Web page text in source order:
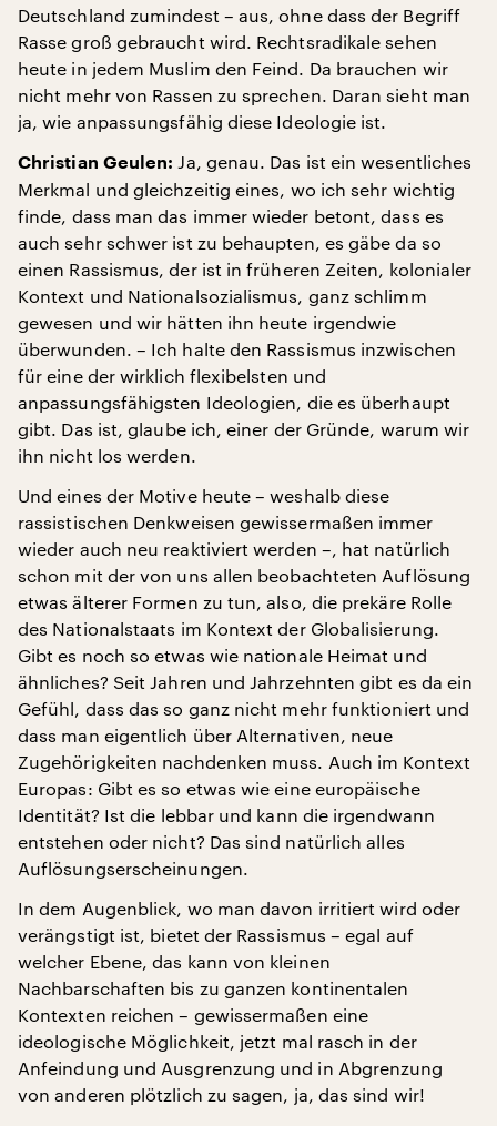
Deutschland zumindest – aus, ohne dass der Begriff
Rasse groß gebraucht wird. Rechtsradikale sehen
heute in jedem Muslim den Feind. Da brauchen wir
nicht mehr von Rassen zu sprechen. Daran sieht man
ja, wie anpassungsfähig diese Ideologie ist.
Christian Geulen: Ja, genau. Das ist ein wesentliches
Merkmal und gleichzeitig eines, wo ich sehr wichtig
finde, dass man das immer wieder betont, dass es
auch sehr schwer ist zu behaupten, es gäbe da so
einen Rassismus, der ist in früheren Zeiten, kolonialer
Kontext und Nationalsozialismus, ganz schlimm
gewesen und wir hätten ihn heute irgendwie
überwunden. – Ich halte den Rassismus inzwischen
für eine der wirklich flexibelsten und
anpassungsfähigsten Ideologien, die es überhaupt
gibt. Das ist, glaube ich, einer der Gründe, warum wir
ihn nicht los werden.
Und eines der Motive heute – weshalb diese
rassistischen Denkweisen gewissermaßen immer
wieder auch neu reaktiviert werden –, hat natürlich
schon mit der von uns allen beobachteten Auflösung
etwas älterer Formen zu tun, also, die prekäre Rolle
des Nationalstaats im Kontext der Globalisierung.
Gibt es noch so etwas wie nationale Heimat und
ähnliches? Seit Jahren und Jahrzehnten gibt es da ein
Gefühl, dass das so ganz nicht mehr funktioniert und
dass man eigentlich über Alternativen, neue
Zugehörigkeiten nachdenken muss. Auch im Kontext
Europas: Gibt es so etwas wie eine europäische
Identität? Ist die lebbar und kann die irgendwann
entstehen oder nicht? Das sind natürlich alles
Auflösungserscheinungen.
In dem Augenblick, wo man davon irritiert wird oder
verängstigt ist, bietet der Rassismus – egal auf
welcher Ebene, das kann von kleinen
Nachbarschaften bis zu ganzen kontinentalen
Kontexten reichen – gewissermaßen eine
ideologische Möglichkeit, jetzt mal rasch in der
Anfeindung und Ausgrenzung und in Abgrenzung
von anderen plötzlich zu sagen, ja, das sind wir!